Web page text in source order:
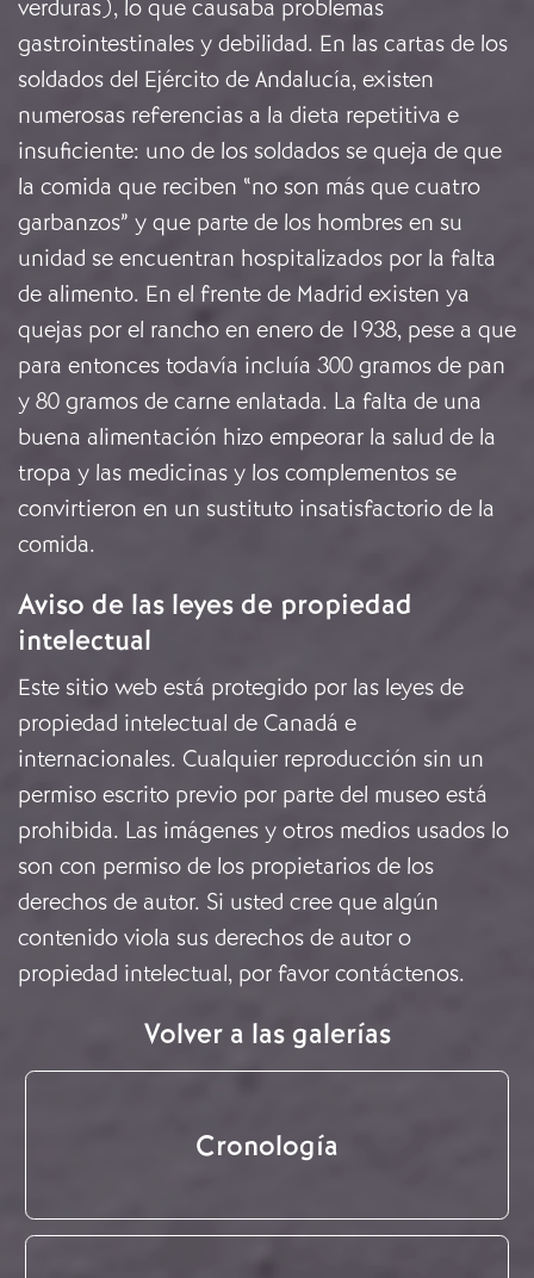
verduras), lo que causaba problemas
gastrointestinales y debilidad. En las cartas de los
soldados del Ejército de Andalucía, existen
numerosas referencias a la dieta repetitiva e
insuficiente: uno de los soldados se queja de que
la comida que reciben “no son más que cuatro
garbanzos” y que parte de los hombres en su
unidad se encuentran hospitalizados por la falta
de alimento. En el frente de Madrid existen ya
quejas por el rancho en enero de 1938, pese a que
para entonces todavía incluía 300 gramos de pan
y 80 gramos de carne enlatada. La falta de una
buena alimentación hizo empeorar la salud de la
tropa y las medicinas y los complementos se
convirtieron en un sustituto insatisfactorio de la
comida.
Aviso de las leyes de propiedad
intelectual
Este sitio web está protegido por las leyes de
propiedad intelectual de Canadá e
internacionales. Cualquier reproducción sin un
permiso escrito previo por parte del museo está
prohibida. Las imágenes y otros medios usados lo
son con permiso de los propietarios de los
derechos de autor. Si usted cree que algún
contenido viola sus derechos de autor o
propiedad intelectual, por favor contáctenos.
Volver a las galerías
Cronología